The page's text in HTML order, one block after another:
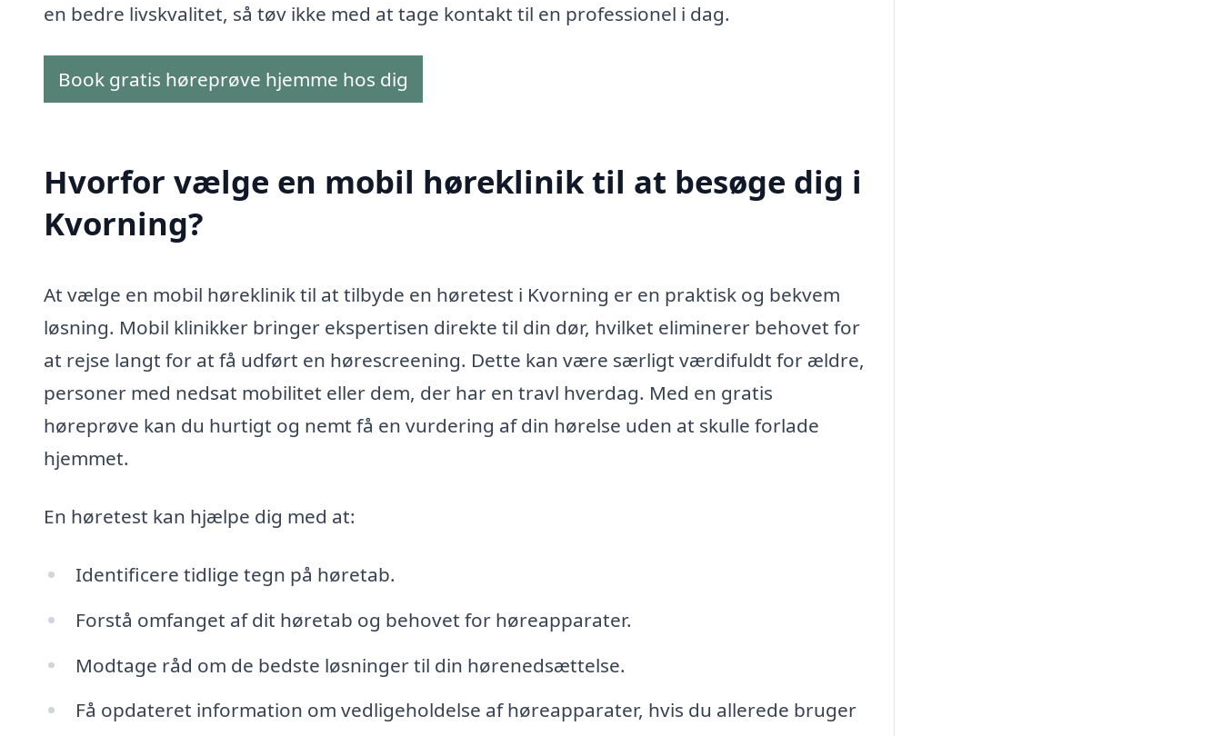
en bedre livskvalitet, så tøv ikke med at tage kontakt til en professionel i dag.
Book gratis høreprøve hjemme hos dig
Hvorfor vælge en mobil høreklinik til at besøge dig i
Kvorning?
At vælge en mobil høreklinik til at tilbyde en høretest i Kvorning er en praktisk og bekvem
løsning. Mobil klinikker bringer ekspertisen direkte til din dør, hvilket eliminerer behovet for
at rejse langt for at få udført en hørescreening. Dette kan være særligt værdifuldt for ældre,
personer med nedsat mobilitet eller dem, der har en travl hverdag. Med en gratis
høreprøve kan du hurtigt og nemt få en vurdering af din hørelse uden at skulle forlade
hjemmet.
En høretest kan hjælpe dig med at:
Identificere tidlige tegn på høretab.
Forstå omfanget af dit høretab og behovet for høreapparater.
Modtage råd om de bedste løsninger til din hørenedsættelse.
Få opdateret information om vedligeholdelse af høreapparater, hvis du allerede bruger